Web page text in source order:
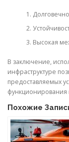
Высокая
В заключение,
инфраструктуре
предоставляемых
функционирования
Похожие